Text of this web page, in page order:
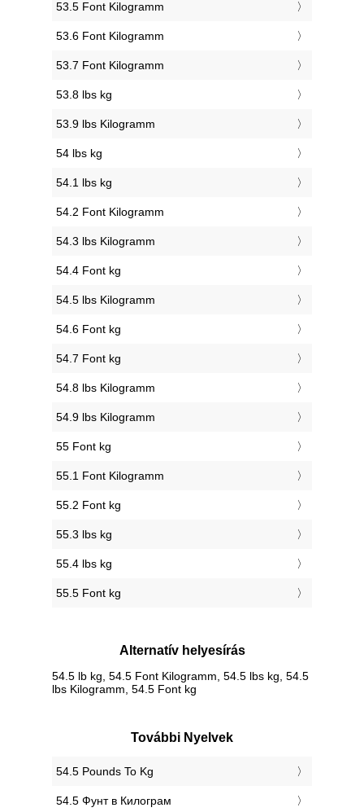
53.5 Font Kilogramm
53.6 Font Kilogramm
53.7 Font Kilogramm
53.8 lbs kg
53.9 lbs Kilogramm
54 lbs kg
54.1 lbs kg
54.2 Font Kilogramm
54.3 lbs Kilogramm
54.4 Font kg
54.5 lbs Kilogramm
54.6 Font kg
54.7 Font kg
54.8 lbs Kilogramm
54.9 lbs Kilogramm
55 Font kg
55.1 Font Kilogramm
55.2 Font kg
55.3 lbs kg
55.4 lbs kg
55.5 Font kg
Alternatív helyesírás
54.5 lb kg, 54.5 Font Kilogramm, 54.5 lbs kg, 54.5
lbs Kilogramm, 54.5 Font kg
További Nyelvek
‎54.5 Pounds To Kg
‎54.5 Фунт в Килограм